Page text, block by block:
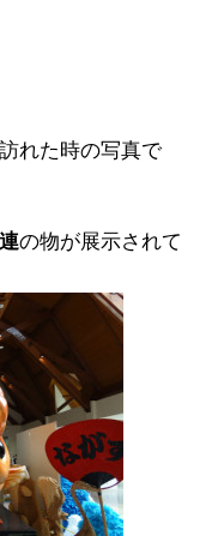
れた時の写真で
の物が展示されて